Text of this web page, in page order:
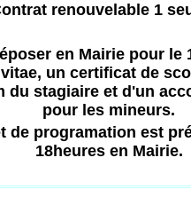
renouvelable 1
en Mairie pour le
un certificat de
du stagiaire et d'un
pour les mineurs.
de programation est
18heures en Mairie.